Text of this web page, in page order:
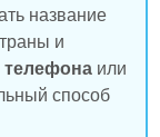
название
и
или
способ